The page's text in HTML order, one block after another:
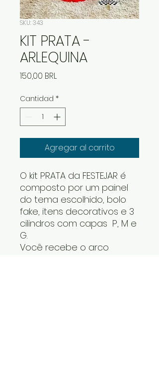
SKU: 343
KIT PRATA -
ARLEQUINA
150,00 BRLPrecio
Cantidad *
Agregar al carrito
O kit PRATA da FESTEJAR é
composto por um painel
do tema escolhido, bolo
fake, itens decorativos e 3
cilindros com capas P, M e
G.
Você recebe o arco